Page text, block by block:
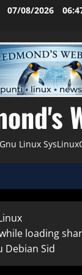
07/08/2026
Linux
loading
Debian Sid